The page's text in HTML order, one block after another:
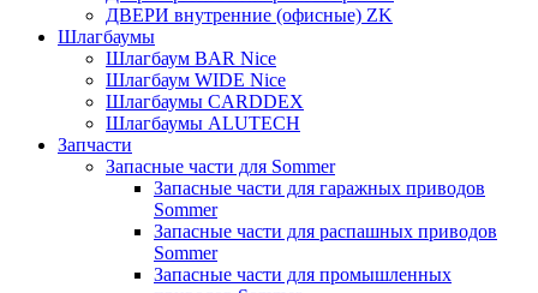
ДВЕРИ внутренние (офисные) ZK
Шлагбаумы
Шлагбаум BAR Nice
Шлагбаум WIDE Nice
Шлагбаумы CARDDEX
Шлагбаумы ALUTECH
Запчасти
Запасные части для Sommer
Запасные части для гаражных приводов
Sommer
Запасные части для распашных приводов
Sommer
Запасные части для промышленных